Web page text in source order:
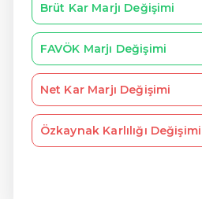
Brüt Kar Marjı Değişimi
FAVÖK Marjı Değişimi
Net Kar Marjı Değişimi
Özkaynak Karlılığı Değişimi